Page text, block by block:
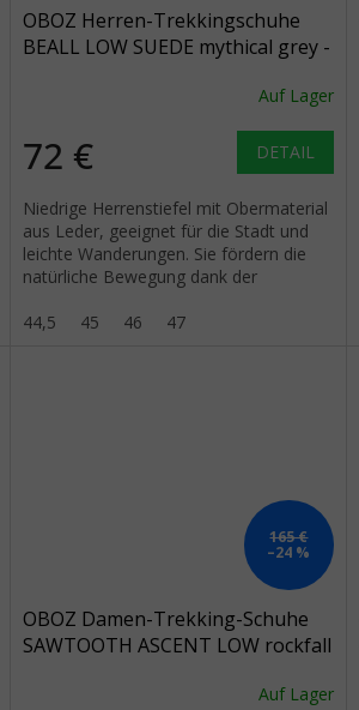
OBOZ Herren-Trekkingschuhe
BEALL LOW SUEDE mythical grey -
Auf Lager
72 € DETAIL
Niedrige Herrenstiefel mit Obermaterial
aus Leder, geeignet für die Stadt und
leichte Wanderungen. Sie fördern die
natürliche Bewegung dank der
44,5
45 46 47
165 €
–24 %
OBOZ Damen-Trekking-Schuhe
SAWTOOTH ASCENT LOW rockfall
Auf Lager